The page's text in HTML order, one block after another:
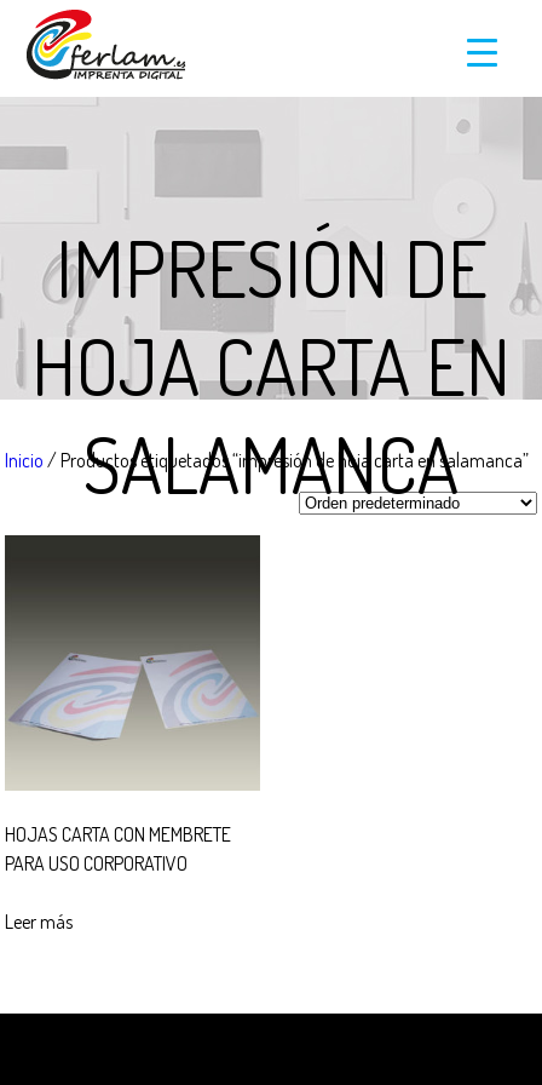
IMPRESIÓN DE
HOJA CARTA EN
SALAMANCA
Inicio / Productos etiquetados “impresión de hoja carta en salamanca”
HOJAS CARTA CON MEMBRETE
PARA USO CORPORATIVO
Leer más